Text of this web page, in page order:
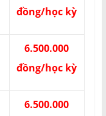
đồng/học kỳ
6.500.000
đồng/học kỳ
6.500.000